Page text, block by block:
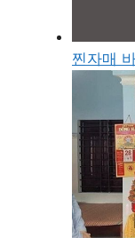
찐자매